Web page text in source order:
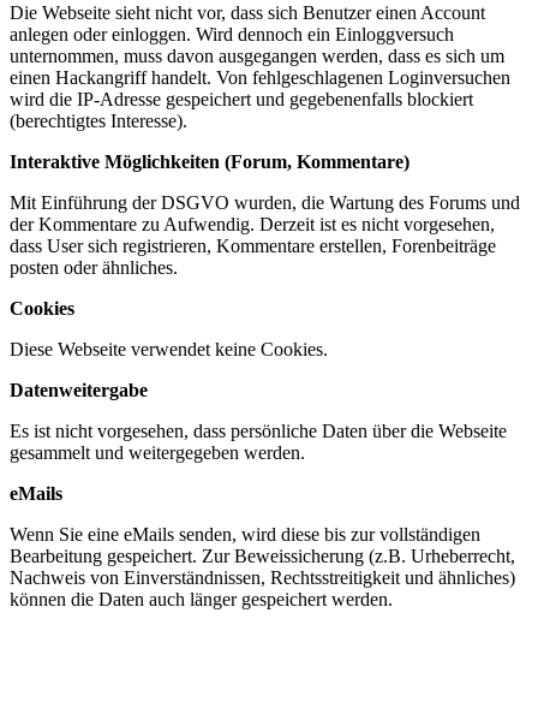
Die Webseite sieht nicht vor, dass sich Benutzer einen Account
anlegen oder einloggen. Wird dennoch ein Einloggversuch
unternommen, muss davon ausgegangen werden, dass es sich um
einen Hackangriff handelt. Von fehlgeschlagenen Loginversuchen
wird die IP-Adresse gespeichert und gegebenenfalls blockiert
(berechtigtes Interesse).
Interaktive Möglichkeiten (Forum, Kommentare)
Mit Einführung der DSGVO wurden, die Wartung des Forums und
der Kommentare zu Aufwendig. Derzeit ist es nicht vorgesehen,
dass User sich registrieren, Kommentare erstellen, Forenbeiträge
posten oder ähnliches.
Cookies
Diese Webseite verwendet keine Cookies.
Datenweitergabe
Es ist nicht vorgesehen, dass persönliche Daten über die Webseite
gesammelt und weitergegeben werden.
eMails
Wenn Sie eine eMails senden, wird diese bis zur vollständigen
Bearbeitung gespeichert. Zur Beweissicherung (z.B. Urheberrecht,
Nachweis von Einverständnissen, Rechtsstreitigkeit und ähnliches)
können die Daten auch länger gespeichert werden.